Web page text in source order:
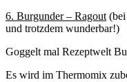
6. Burgunder – Ragout
und trotzdem wunderbar!)
Goggelt mal Rezeptwelt
Es wird im Thermomix